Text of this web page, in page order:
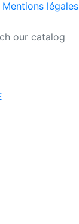
Mentions légales